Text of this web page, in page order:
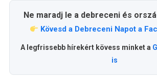
Ne maradj le a debreceni és
Kövesd a Debreceni Napot a
A legfrissebb hírekért kövess minket a
is